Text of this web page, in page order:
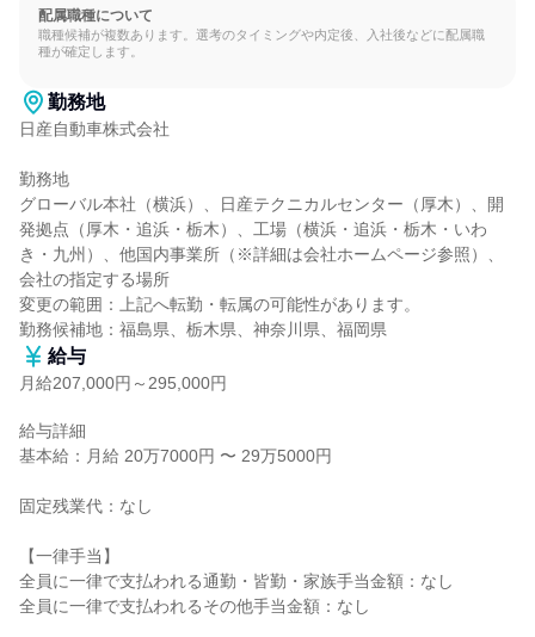
配属職種について
職種候補が複数あります。選考のタイミングや内定後、入社後などに配属職
種が確定します。
勤務地
日産自動車株式会社
勤務地
グローバル本社（横浜）、日産テクニカルセンター（厚木）、開
発拠点（厚木・追浜・栃木）、工場（横浜・追浜・栃木・いわ
き・九州）、他国内事業所（※詳細は会社ホームページ参照）、
会社の指定する場所
変更の範囲：上記へ転勤・転属の可能性があります。
勤務候補地：福島県、栃木県、神奈川県、福岡県
給与
月給207,000円～295,000円
給与詳細
基本給：月給 20万7000円 〜 29万5000円
固定残業代：なし
【一律手当】
全員に一律で支払われる通勤・皆勤・家族手当金額：なし
全員に一律で支払われるその他手当金額：なし